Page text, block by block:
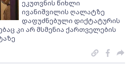
ეკუთვნის წიხლი
ივანიშვილის ღალატზე
დაფუძნებული დიქტატურის
კი არ მსმენია ქართველების